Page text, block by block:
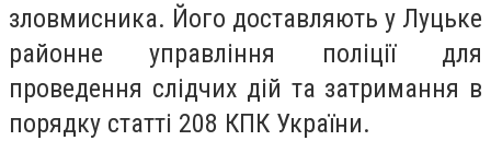
зловмисника. Його доставляють у Луцьке
районне управління поліції для
проведення слідчих дій та затримання в
порядку статті 208 КПК України.